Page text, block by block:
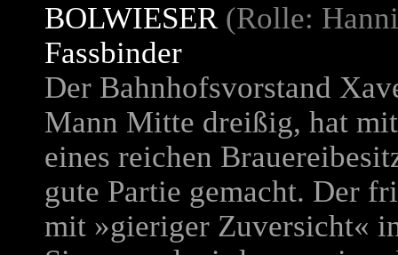
BOLWIESER(Rolle:
Fassbinder
Der Bahnhofsvorstand
Mann Mitte dreißig, hat
eines reichen
gute Partie gemacht. Der
mit »gieriger Zuversicht«